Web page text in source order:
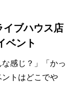
イブハウス店
ベント
感じ？」「かっ
トはどこでや